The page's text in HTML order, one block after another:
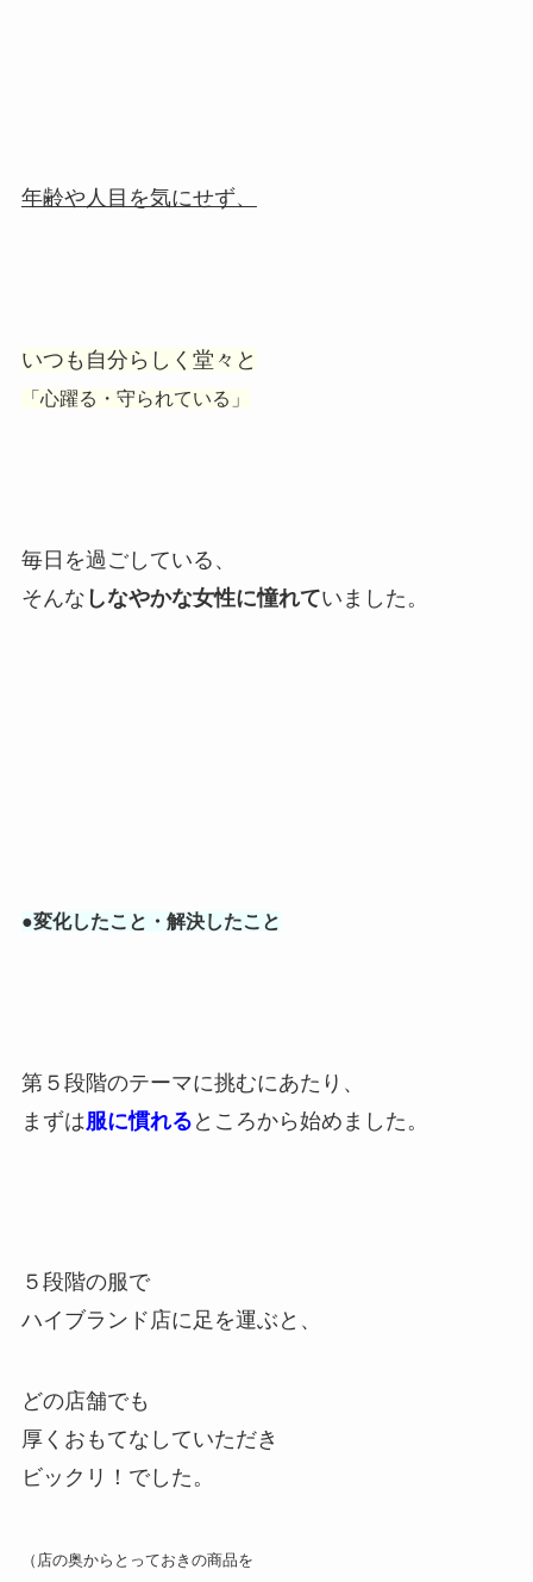
年齢や人目を気にせず、
いつも自分らしく堂々と
「心躍る・守られている」
毎日を過ごしている、
そんな しなやかな女性に憧れていました。
●変化したこと・解決したこと
第５段階のテーマに挑むにあたり、
まずは服に慣れる ところから始めました。
５段階の服で
ハイブランド店に足を運ぶと、
どの店舗でも
厚くおもてなしていただき
ビックリ！でした。
（店の奥からとっておきの商品を